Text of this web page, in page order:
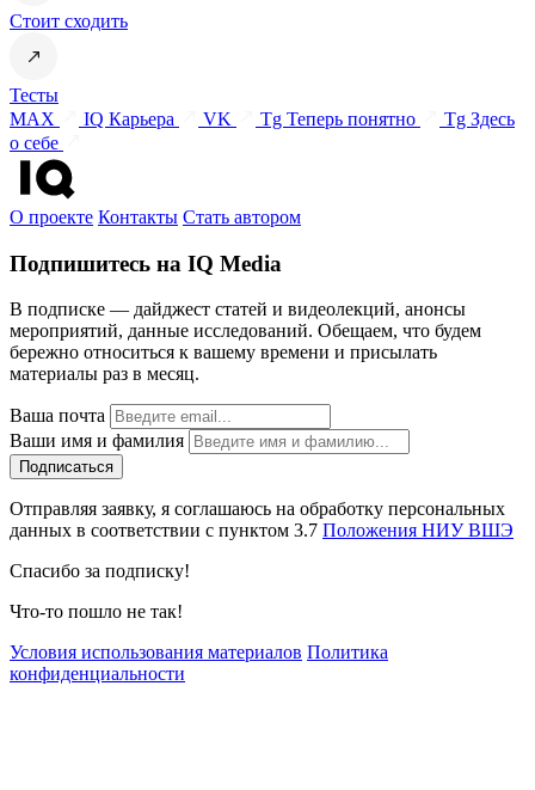
Стоит сходить
Тесты
MAX
IQ Карьера VK Tg Теперь понятно
Tg Здесь
о себе
О проекте Контакты Стать автором
Подпишитесь на IQ Media
В подписке — дайджест статей и видеолекций, анонсы
мероприятий, данные исследований. Обещаем, что будем
бережно относиться к вашему времени и присылать
материалы раз в месяц.
Ваша почта
Ваши имя и фамилия
Отправляя заявку, я соглашаюсь на обработку персональных
данных в соответствии с пунктом 3.7 Положения НИУ ВШЭ
Спасибо за подписку!
Что-то пошло не так!
Условия использования материалов Политика
конфиденциальности